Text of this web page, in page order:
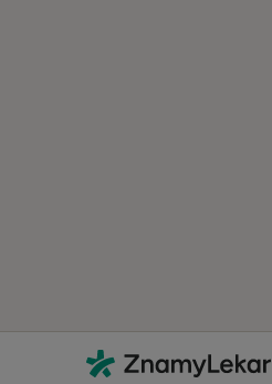
Kontakt
ZnamyLekar - Hlavní stránka